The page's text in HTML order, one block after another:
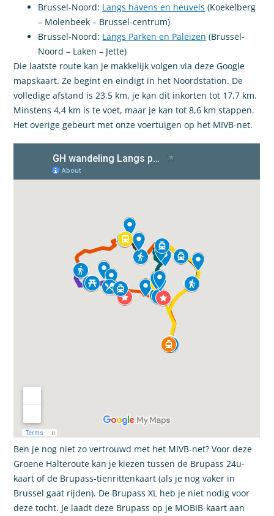
Brussel-Noord: Langs havens en heuvels (Koekelberg
– Molenbeek – Brussel-centrum)
Brussel-Noord: Langs Parken en Paleizen (Brussel-
Noord – Laken – Jette)
Die laatste route kan je makkelijk volgen via deze Google
mapskaart. Ze begint en eindigt in het Noordstation. De
volledige afstand is 23,5 km, je kan dit inkorten tot 17,7 km.
Minstens 4,4 km is te voet, maar je kan tot 8,6 km stappen.
Het overige gebeurt met onze voertuigen op het MIVB-net.
Ben je nog niet zo vertrouwd met het MIVB-net? Voor deze
Groene Halteroute kan je kiezen tussen de Brupass 24u-
kaart of de Brupass-tienrittenkaart (als je nog vaker in
Brussel gaat rijden). De Brupass XL heb je niet nodig voor
deze tocht. Je laadt deze Brupass op je MOBIB-kaart aan